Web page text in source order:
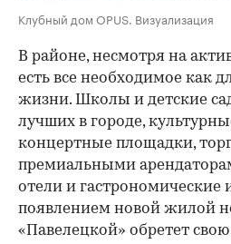
Клубный дом OPUS. Визуализация
В районе, несмотря на
есть все необходимое как
жизни. Школы и детские
лучших в городе,
концертные площадки,
премиальными
отели и гастрономические
появлением новой жилой
«Павелецкой» обретет